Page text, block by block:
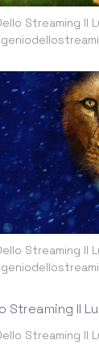
Streaming Il
Streaming Il
Streaming Il